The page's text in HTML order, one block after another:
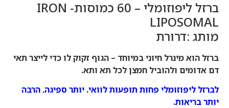
ברזל ליפוזומלי – 60 כמוסות- IRON
LIPOSOMAL
מותג :דרורת
ברזל הוא מינרל חיוני במיוחד – הגוף זקוק לו כדי לייצר תאי
דם אדומים ולהוביל חמצן לכל תא ותא.
לברזל ליפוזומלי פחות תופעות לוואי. יותר ספיגה. הרבה
יותר בריאות.